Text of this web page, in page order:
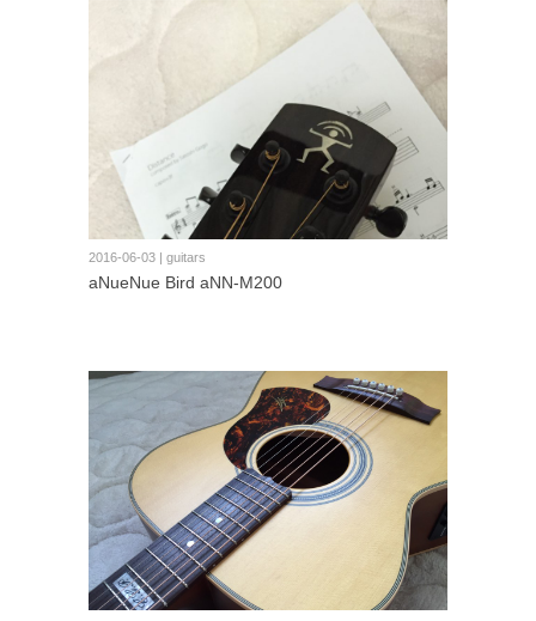
2016-06-03 | guitars
aNueNue Bird aNN-M200